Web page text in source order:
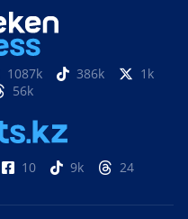
1087k 386k
1k
56k
10 9k 24